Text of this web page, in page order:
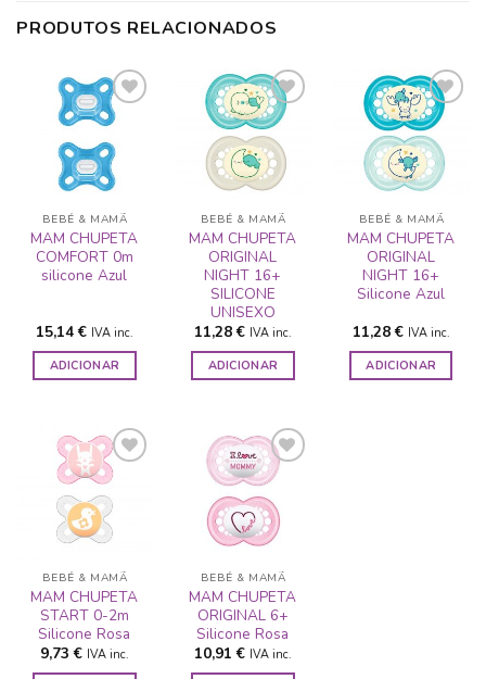
PRODUTOS RELACIONADOS
ADICIONAR
A LISTA DE
BEBÉ & MAMÃ
MAM CHUPETA
COMFORT 0m
silicone Azul
15,14€ IVA inc.
ADICIONAR
ADICIONAR
A LISTA DE
BEBÉ & MAMÃ
MAM CHUPETA
ORIGINAL
NIGHT 16+
SILICONE
UNISEXO
11,28€ IVA inc.
ADICIONAR
ADICIONAR
A LISTA DE
BEBÉ & MAMÃ
MAM CHUPETA
ORIGINAL
NIGHT 16+
Silicone Azul
11,28€ IVA inc.
ADICIONAR
ADICIONAR
A LISTA DE
BEBÉ & MAMÃ
MAM CHUPETA
START 0-2m
Silicone Rosa
9,73€ IVA inc.
ADICIONAR
A LISTA DE
BEBÉ & MAMÃ
MAM CHUPETA
ORIGINAL 6+
Silicone Rosa
10,91€ IVA inc.